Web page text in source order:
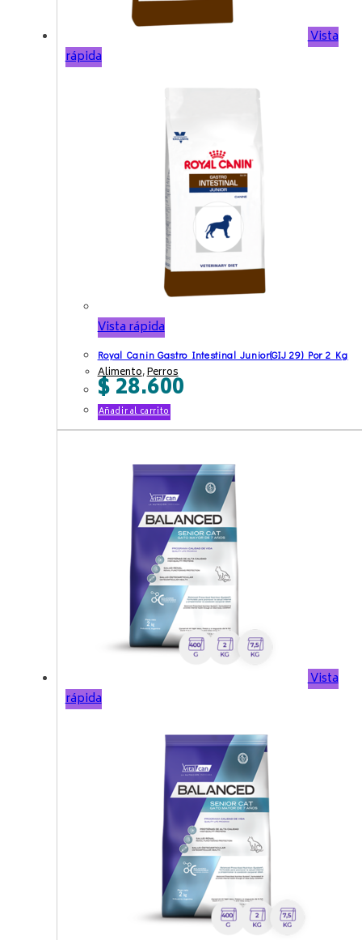
Vista
rápida
Vista rápida
Royal Canin Gastro Intestinal Junior(GIJ 29) Por 2 Kg
Alimento,Perros
$28.600
Añadir al carrito
Vista
rápida